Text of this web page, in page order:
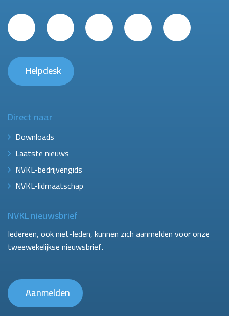
Helpdesk
Direct naar
Downloads
Laatste nieuws
NVKL-bedrijvengids
NVKL-lidmaatschap
NVKL nieuwsbrief
Iedereen, ook niet-leden, kunnen zich aanmelden voor onze
tweewekelijkse nieuwsbrief.
Aanmelden